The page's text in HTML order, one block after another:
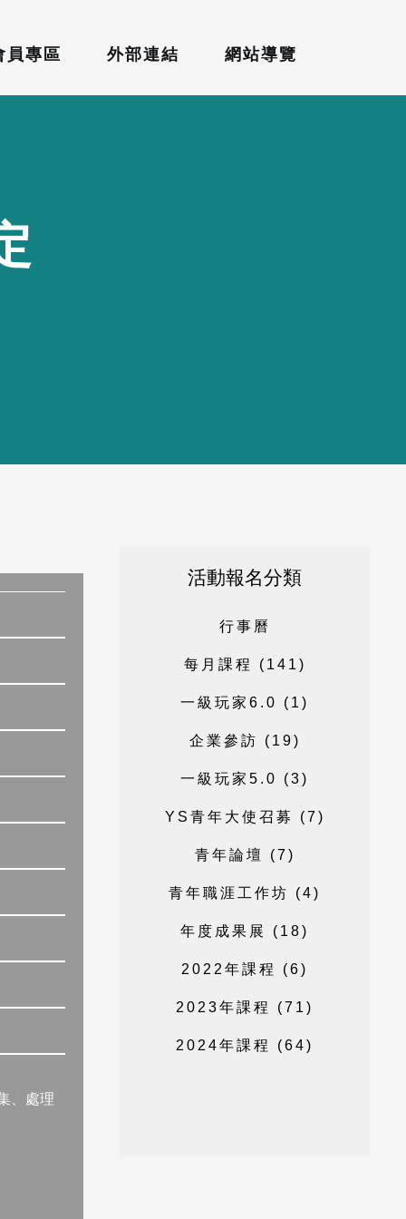
員專區 外部連結 網站導覽
、處理
活動報名分類
行事 曆
每 月 課 程 ( 1 4 1 )
一 級 玩家 6 . 0 ( 1 )
企 業 參 訪 ( 1 9)
一 級 玩家 5 . 0 (3)
Y S 青年 大 使 召 募 (7 )
青年論壇 (7 )
青年職涯 工 作坊 (4)
年 度 成果 展 ( 1 8)
2 0 2 2 年課 程 (6)
2 0 2 3年課 程 (7 1 )
2 0 2 4年課 程 (64)